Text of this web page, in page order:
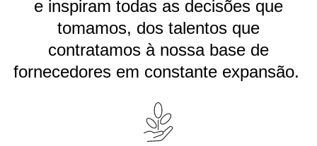
e inspiram todas as decisões que
tomamos, dos talentos que
contratamos à nossa base de
fornecedores em constante expansão.